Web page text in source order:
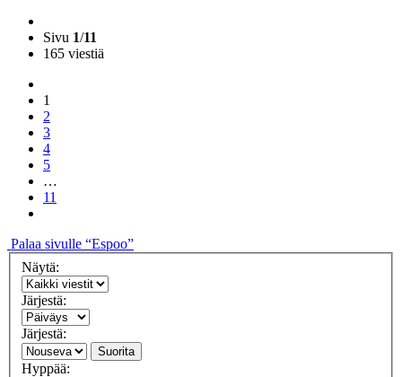
Sivu 1/11
165 viestiä
1
2
3
4
5
…
11
Palaa sivulle “Espoo”
Näytä:
Järjestä:
Järjestä:
Suorita
Hyppää: